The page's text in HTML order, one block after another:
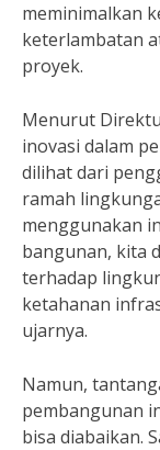
meminimalkan
keterlambatan
proyek.
Menurut
inovasi dalam
dilihat dari
ramah
menggunakan
bangunan, kita
terhadap
ketahanan
ujarnya.
Namun,
pembangunan
bisa diabaikan.